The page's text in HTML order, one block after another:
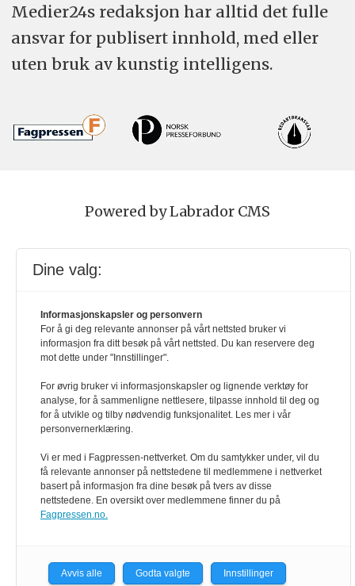
Medier24s redaksjon har alltid det fulle
ansvar for publisert innhold, med eller
uten bruk av kunstig intelligens.
Powered by Labrador CMS
Dine valg:
Informasjonskapsler og personvern
For å gi deg relevante annonser på vårt nettsted bruker vi
informasjon fra ditt besøk på vårt nettsted. Du kan reservere deg
mot dette under "Innstillinger".
For øvrig bruker vi informasjonskapsler og lignende verktøy for
analyse, for å sammenligne nettlesere, tilpasse innhold til deg og
for å utvikle og tilby nødvendig funksjonalitet. Les mer i vår
personvernerklæring.
Vi er med i Fagpressen-nettverket. Om du samtykker under, vil du
få relevante annonser på nettstedene til medlemmene i nettverket
basert på informasjon fra dine besøk på tvers av disse
nettstedene. En oversikt over medlemmene finner du på
Fagpressen.no.
Avvis alle Godta valgte Innstillinger